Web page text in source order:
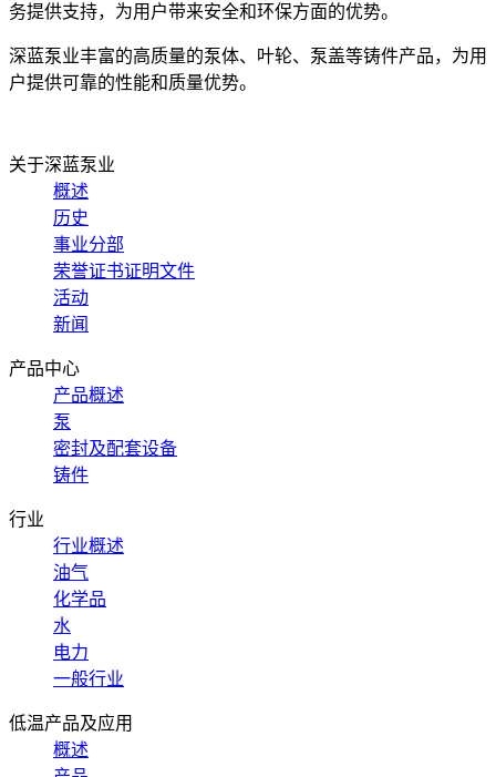
务提供支持，为用户带来安全和环保方面的优势。
深蓝泵业丰富的高质量的泵体、叶轮、泵盖等铸件产品，为用
户提供可靠的性能和质量优势。
关于深蓝泵业
概述
历史
事业分部
荣誉证书证明文件
活动
新闻
产品中心
产品概述
泵
密封及配套设备
铸件
行业
行业概述
油气
化学品
水
电力
一般行业
低温产品及应用
概述